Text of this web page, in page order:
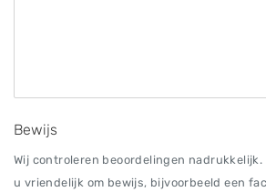
Bewijs
Wij controleren beoordelingen nadrukkelijk.
u vriendelijk om bewijs, bijvoorbeeld een